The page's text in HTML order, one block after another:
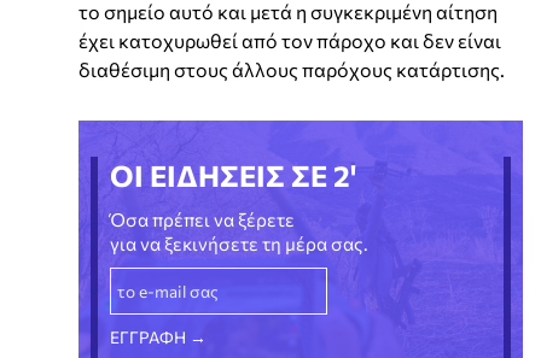
το σημείο αυτό και μετά η συγκεκριμένη αίτηση
έχει κατοχυρωθεί από τον πάροχο και δεν είναι
διαθέσιμη στους άλλους παρόχους κατάρτισης.
ΟΙ ΕΙΔΗΣΕΙΣ ΣΕ 2'
Όσα πρέπει να ξέρετε
για να ξεκινήσετε τη μέρα σας.